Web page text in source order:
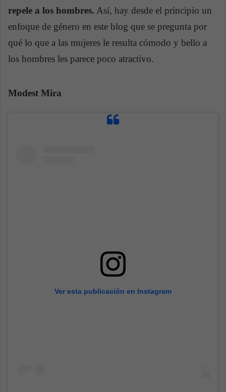
repele a los hombres. Así, hay desde el principio un
enfoque de género en este blog que se pregunta por
qué lo que a las mujeres le resulta cómodo y bello a
los hombres les parece poco atractivo.
Modest Mira
Ver esta publicación en Instagram